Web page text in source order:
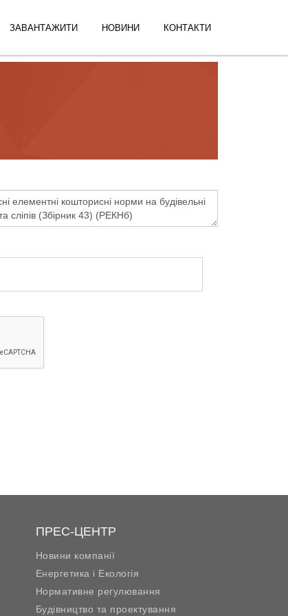
ЗАВАНТАЖИТИ НОВИНИ КОНТАКТИ
ПРЕС-ЦЕНТР
Новини компанії
Енергетика і Екологія
Нормативне регулювання
Будівництво та проектування